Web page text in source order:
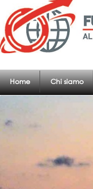
Home Chi siamo